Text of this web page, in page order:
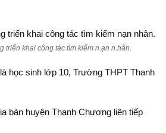
triển khai công tác tìm kiếm n.ạn n.hân.
học sinh lớp 10, Trường THPT Thanh
bàn huyện Thanh Chương liên tiếp